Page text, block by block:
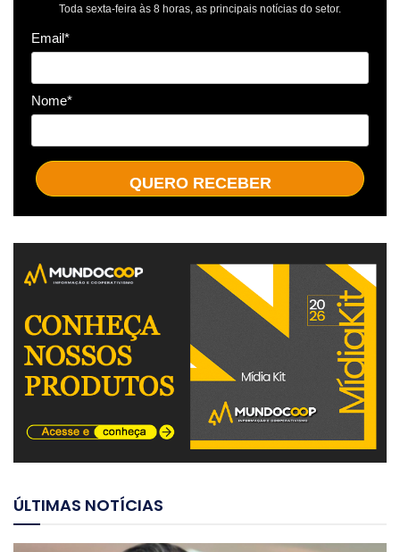
Toda sexta-feira às 8 horas, as principais notícias do setor.
Email*
Nome*
QUERO RECEBER
ÚLTIMAS NOTÍCIAS